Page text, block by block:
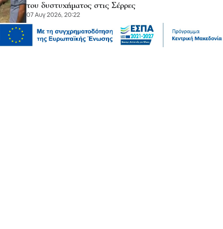
του δυστυχήματος στις Σέρρες
07 Αυγ 2026, 20:22
Μόδα